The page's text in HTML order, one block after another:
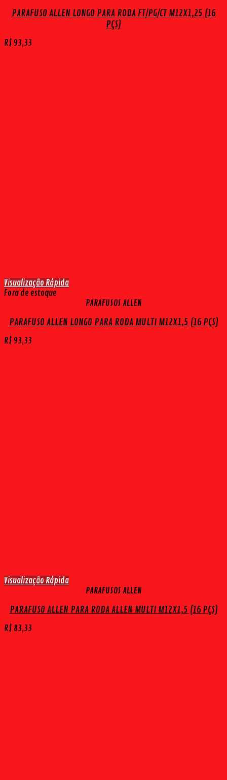
PARAFUSO ALLEN LONGO PARA RODA FT/PG/CT M12X1,25 (16
PÇS)
R$ 93,33
Visualização Rápida
Fora de estoque
PARAFUSOS ALLEN
PARAFUSO ALLEN LONGO PARA RODA MULTI M12X1,5 (16 PÇS)
R$ 93,33
Visualização Rápida
PARAFUSOS ALLEN
PARAFUSO ALLEN PARA RODA ALLEN MULTI M12X1,5 (16 PÇS)
R$ 83,33